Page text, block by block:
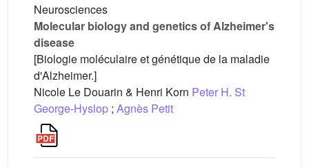
Neurosciences
Molecular biology and genetics of Alzheimer's
disease
[Biologie moléculaire et génétique de la maladie
d'Alzheimer.]
Nicole Le Douarin & Henri Korn Peter H. St
George-Hyslop ; Agnès Petit